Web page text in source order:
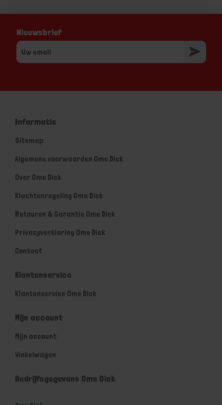
Nieuwsbrief
Informatie
Sitemap
Algemene voorwaarden Ome Dick
Over Ome Dick
Klachtenregeling Ome Dick
Retouren & Garantie Ome Dick
Privacyverklaring Ome Dick
Contact
Klantenservice
Klantenservice Ome Dick
Mijn account
Mijn account
Winkelwagen
Bedrijfsgegevens Ome Dick